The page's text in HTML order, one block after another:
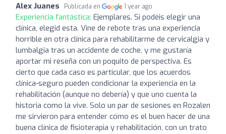
Alex Juanes Publicada en 1 year ago
Experiencia fantástica: Ejemplares. Si podéis elegir una
clínica, elegid esta. Vine de rebote tras una experiencia
horrible en otra clinica para rehabilitarme de cervicalgia y
lumbalgia tras un accidente de coche, y me gustaría
aportar mi reseña con un poquito de perspectiva. Es
cierto que cada caso es particular, que los acuerdos
clínica-seguro pueden condicionar la experiencia en la
rehabilitación (aunque no debería) y que uno cuenta la
historia como la vive. Solo un par de sesiones en Rozalen
me sirvieron para entender cómo es el buen hacer de una
buena clínica de fisioterapia y rehabilitación, con un trato